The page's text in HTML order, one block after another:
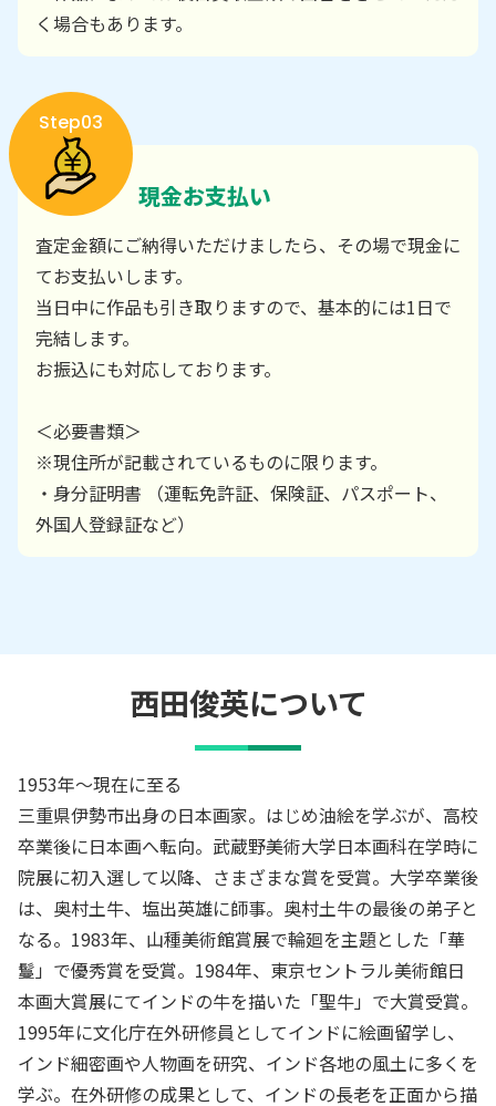
く場合もあります。
Step03
現金お支払い
査定金額にご納得いただけましたら、その場で現金に
てお支払いします。
当日中に作品も引き取りますので、基本的には1日で
完結します。
お振込にも対応しております。
＜必要書類＞
※現住所が記載されているものに限ります。
・身分証明書 （運転免許証、保険証、パスポート、
外国人登録証など）
西田俊英について
1953年～現在に至る
三重県伊勢市出身の日本画家。はじめ油絵を学ぶが、高校
卒業後に日本画へ転向。武蔵野美術大学日本画科在学時に
院展に初入選して以降、さまざまな賞を受賞。大学卒業後
は、奥村土牛、塩出英雄に師事。奥村土牛の最後の弟子と
なる。1983年、山種美術館賞展で輪廻を主題とした「華
鬘」で優秀賞を受賞。1984年、東京セントラル美術館日
本画大賞展にてインドの牛を描いた「聖牛」で大賞受賞。
1995年に文化庁在外研修員としてインドに絵画留学し、
インド細密画や人物画を研究、インド各地の風土に多くを
学ぶ。在外研修の成果として、インドの長老を正面から描